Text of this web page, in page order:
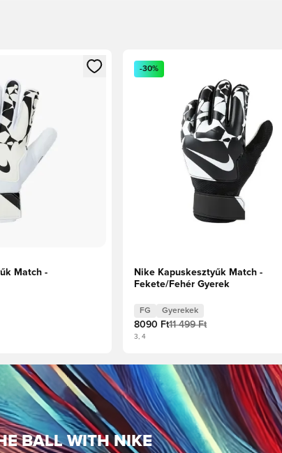
BALL WITH NIKE
a bejelentkezéshez vagy a tagként való regisztrációhoz
Match -
Megnyit egy modált a
-30%
Nike Kapuskesztyűk Match -
Fekete/Fehér Gyerek
FG Gyerekek
8090 Ft11 499 Ft
3, 4